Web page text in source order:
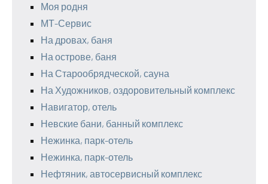
Моя родня
МТ-Сервис
На дровах, баня
На острове, баня
На Старообрядческой, сауна
На Художников, оздоровительный комплекс
Навигатор, отель
Невские бани, банный комплекс
Нежинка, парк-отель
Нежинка, парк-отель
Нефтяник, автосервисный комплекс